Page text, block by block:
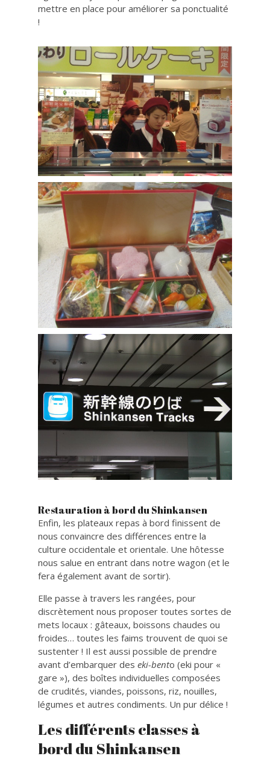
mettre en place pour améliorer sa ponctualité
!
Restauration à bord du Shinkansen
Enfin, les plateaux repas à bord finissent de
nous convaincre des différences entre la
culture occidentale et orientale. Une hôtesse
nous salue en entrant dans notre wagon (et le
fera également avant de sortir).
Elle passe à travers les rangées, pour
discrètement nous proposer toutes sortes de
mets locaux : gâteaux, boissons chaudes ou
froides… toutes les faims trouvent de quoi se
sustenter ! Il est aussi possible de prendre
avant d’embarquer des eki-bento (eki pour «
gare »), des boîtes individuelles composées
de crudités, viandes, poissons, riz, nouilles,
légumes et autres condiments. Un pur délice !
Les différents classes à
bord du Shinkansen